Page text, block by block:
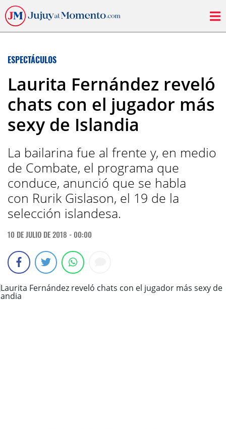
ESPECTÁCULOS
Laurita Fernández reveló
chats con el jugador más
sexy de Islandia
La bailarina fue al frente y, en medio
de Combate, el programa que
conduce, anunció que se habla
con Rurik Gislason, el 19 de la
selección islandesa.
10 DE JULIO DE 2018 - 00:00